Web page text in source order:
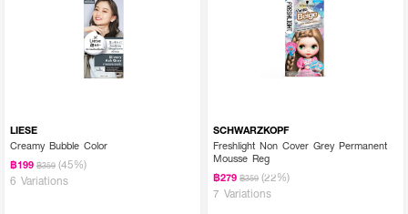
LIESE
Creamy Bubble Color
฿199 ฿359 (45%)
6 Variations
SCHWARZKOPF
Freshlight Non Cover Grey Permanent
Mousse Reg
฿279 ฿359 (22%)
7 Variations